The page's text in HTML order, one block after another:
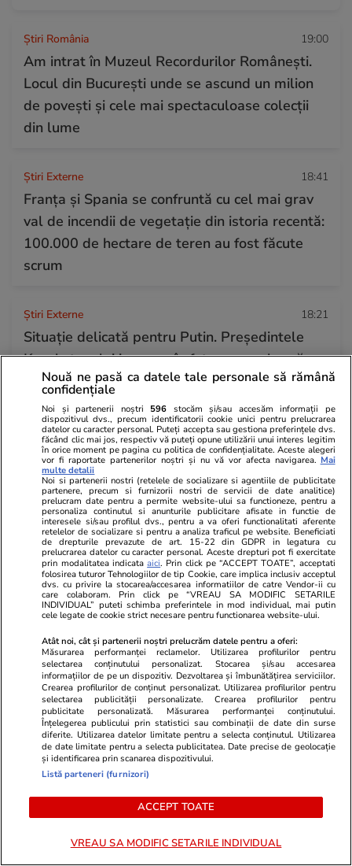
Știri România 19:00
Am intrat în Muzeul Recordurilor Românești.
Locul din București unde se ascund un milion
de povești și cele mai spectaculoase colecții
din lume
Știri Externe 18:41
Franța și Spania se confruntă cu cel mai grav
val de incendii de vegetație din istoria recentă:
100.000 de hectare de teren au fost făcute
scrum
Știri Externe 18:21
Situație delicată pentru Putin. Președintele
Kazahstanului i-a spus în fața camerelor să
„înghețe” războiul din Ucraina: „Mor tineri și
totul trebuie să se oprească”
Citește mai multe
TRENDING
Știri România 09:14
A doua dronă doborâtă în România, la 10 km
de Sfântu Gheorghe. Radu Miruță: A fost
distrusă la 12 minute de la intrarea în spațiul
vineri
Știri România 24 iul.
Procurorii DNA ar fi găsit 500.000 de euro
cash acasă la directorul general al Uzinei
Mecanice Plopeni, precum și două ceasuri
Horoscop
Horoscop Urania | Previziuni astrologice pentru
Nouă ne pasă ca datele tale personale să rămână
confidențiale
Noi și partenerii noștri 596 stocăm și/sau accesăm informații pe
dispozitivul dvs., precum identificatorii cookie unici pentru prelucrarea
datelor cu caracter personal. Puteți accepta sau gestiona preferințele dvs.
făcând clic mai jos, respectiv vă puteți opune utilizării unui interes legitim
în orice moment pe pagina cu politica de confidențialitate. Aceste alegeri
vor fi raportate partenerilor noștri și nu vă vor afecta navigarea. Mai
multe detalii
Noi si partenerii nostri (retelele de socializare si agentiile de publicitate
partenere, precum si furnizorii nostri de servicii de date analitice)
prelucram date pentru a permite website-ului sa functioneze, pentru a
personaliza continutul si anunturile publicitare afisate in functie de
interesele si/sau profilul dvs., pentru a va oferi functionalitati aferente
retelelor de socializare si pentru a analiza traficul pe website. Beneficiati
de drepturile prevazute de art. 15-22 din GDPR in legatura cu
prelucrarea datelor cu caracter personal. Aceste drepturi pot fi exercitate
prin modalitatea indicataaici. Prin click pe “ACCEPT TOATE”, acceptati
folosirea tuturor Tehnologiilor de tip Cookie, care implica inclusiv acceptul
dvs. cu privire la stocarea/accesarea informatiilor de catre Vendor-ii cu
care colaboram. Prin click pe “VREAU SA MODIFIC SETARILE
INDIVIDUAL” puteti schimba preferintele in mod individual, mai putin
cele legate de cookie strict necesare pentru functionarea website-ului.
Atât noi, cât și partenerii noștri prelucrăm datele pentru a oferi:
Măsurarea performanței reclamelor. Utilizarea profilurilor pentru
selectarea conținutului personalizat. Stocarea și/sau accesarea
informațiilor de pe un dispozitiv. Dezvoltarea și îmbunătățirea serviciilor.
Crearea profilurilor de conținut personalizat. Utilizarea profilurilor pentru
selectarea publicității personalizate. Crearea profilurilor pentru
publicitate personalizată. Măsurarea performanței conținutului.
Înțelegerea publicului prin statistici sau combinații de date din surse
diferite. Utilizarea datelor limitate pentru a selecta conținutul. Utilizarea
de date limitate pentru a selecta publicitatea. Date precise de geolocație
și identificarea prin scanarea dispozitivului.
Listă parteneri (furnizori)
ACCEPT TOATE
VREAU SA MODIFIC SETARILE INDIVIDUAL